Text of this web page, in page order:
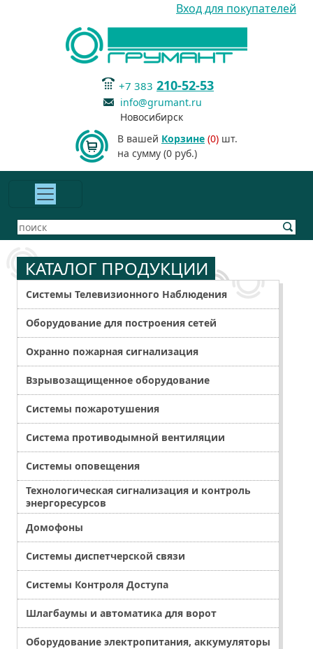
Вход для покупателей
+7 383 210-52-53
info@grumant.ru
Новосибирск
В вашей Корзине (0) шт.
на сумму (0 руб.)
КАТАЛОГ ПРОДУКЦИИ
Системы Телевизионного Наблюдения
Оборудование для построения сетей
Охранно пожарная сигнализация
Взрывозащищенное оборудование
Системы пожаротушения
Система противодымной вентиляции
Системы оповещения
Технологическая сигнализация и контроль
энергоресурсов
Домофоны
Системы диспетчерской связи
Системы Контроля Доступа
Шлагбаумы и автоматика для ворот
Оборудование электропитания, аккумуляторы